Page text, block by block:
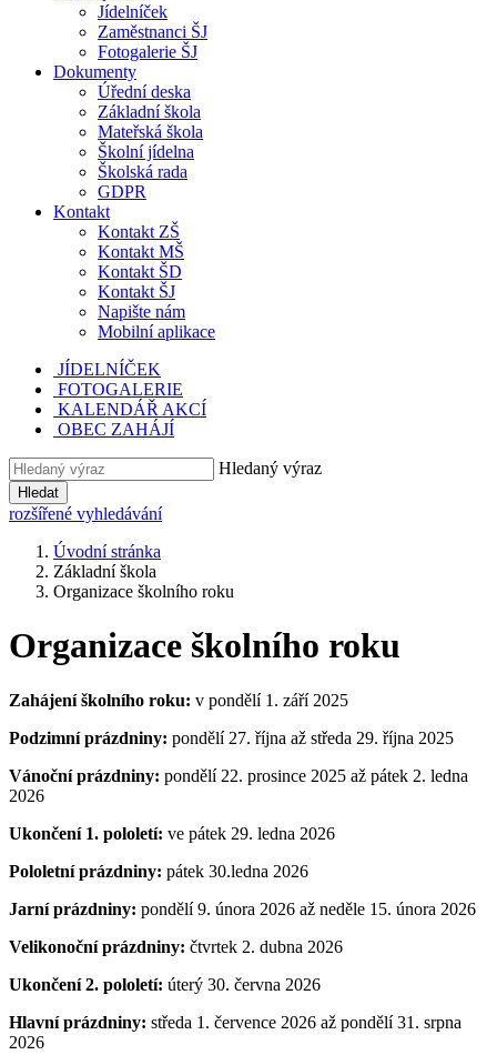
Jídelníček
Zaměstnanci ŠJ
Fotogalerie ŠJ
Dokumenty
Úřední deska
Základní škola
Mateřská škola
Školní jídelna
Školská rada
GDPR
Kontakt
Kontakt ZŠ
Kontakt MŠ
Kontakt ŠD
Kontakt ŠJ
Napište nám
Mobilní aplikace
JÍDELNÍČEK
FOTOGALERIE
KALENDÁŘ AKCÍ
OBEC ZAHÁJÍ
Hledaný výraz
Hledat
rozšířené vyhledávání
Úvodní stránka
Základní škola
Organizace školního roku
Organizace školního roku
Zahájení školního roku: v pondělí 1. září 2025
Podzimní prázdniny: pondělí 27. října až středa 29. října 2025
Vánoční prázdniny: pondělí 22. prosince 2025 až pátek 2. ledna
2026
Ukončení 1. pololetí: ve pátek 29. ledna 2026
Pololetní prázdniny: pátek 30.ledna 2026
Jarní prázdniny: pondělí 9. února 2026 až neděle 15. února 2026
Velikonoční prázdniny: čtvrtek 2. dubna 2026
Ukončení 2. pololetí: úterý 30. června 2026
Hlavní prázdniny: středa 1. července 2026 až pondělí 31. srpna
2026